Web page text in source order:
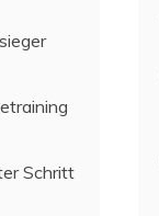
Schritt